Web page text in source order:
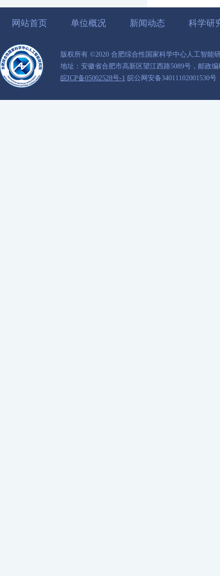
网站首页 单位概况 新闻动态 科学研
版权所有 ©2020 合肥综合性国家科学中心人工智能
地址：安徽省合肥市高新区望江西路5089号，邮政编
皖ICP备05002528号-1 皖公网安备34011102001530号